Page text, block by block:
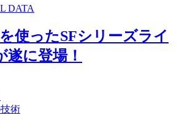
DATA
使ったSFシリーズライ
遂に登場！
術